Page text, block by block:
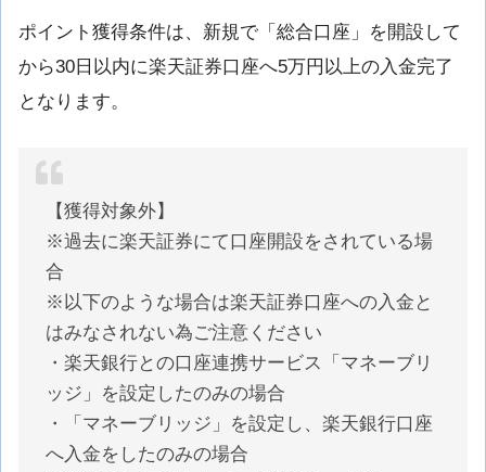
ポイント獲得条件は、新規で「総合口座」を開設して
から30日以内に楽天証券口座へ5万円以上の入金完了
となります。
【獲得対象外】
※過去に楽天証券にて口座開設をされている場
合
※以下のような場合は楽天証券口座への入金と
はみなされない為ご注意ください
・楽天銀行との口座連携サービス「マネーブリ
ッジ」を設定したのみの場合
・「マネーブリッジ」を設定し、楽天銀行口座
へ入金をしたのみの場合